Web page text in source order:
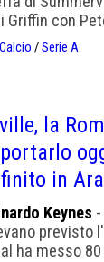
Griffin con
Calcio /Serie A
la
in
Keynes
previsto
ha messo